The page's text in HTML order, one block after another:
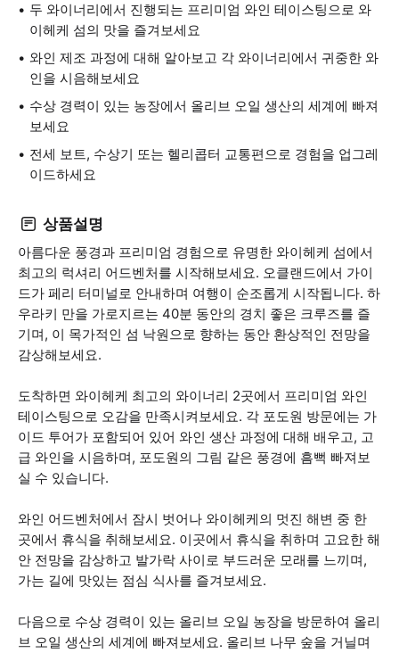
두 와이너리에서 진행되는 프리미엄 와인 테이스팅으로 와
이헤케 섬의 맛을 즐겨보세요
와인 제조 과정에 대해 알아보고 각 와이너리에서 귀중한 와
인을 시음해보세요
수상 경력이 있는 농장에서 올리브 오일 생산의 세계에 빠져
보세요
전세 보트, 수상기 또는 헬리콥터 교통편으로 경험을 업그레
이드하세요
상품설명
아름다운 풍경과 프리미엄 경험으로 유명한 와이헤케 섬에서
최고의 럭셔리 어드벤처를 시작해보세요. 오클랜드에서 가이
드가 페리 터미널로 안내하며 여행이 순조롭게 시작됩니다. 하
우라키 만을 가로지르는 40분 동안의 경치 좋은 크루즈를 즐
기며, 이 목가적인 섬 낙원으로 향하는 동안 환상적인 전망을
감상해보세요.
도착하면 와이헤케 최고의 와이너리 2곳에서 프리미엄 와인
테이스팅으로 오감을 만족시켜보세요. 각 포도원 방문에는 가
이드 투어가 포함되어 있어 와인 생산 과정에 대해 배우고, 고
급 와인을 시음하며, 포도원의 그림 같은 풍경에 흠뻑 빠져보
실 수 있습니다.
와인 어드벤처에서 잠시 벗어나 와이헤케의 멋진 해변 중 한
곳에서 휴식을 취해보세요. 이곳에서 휴식을 취하며 고요한 해
안 전망을 감상하고 발가락 사이로 부드러운 모래를 느끼며,
가는 길에 맛있는 점심 식사를 즐겨보세요.
다음으로 수상 경력이 있는 올리브 오일 농장을 방문하여 올리
브 오일 생산의 세계에 빠져보세요. 올리브 나무 숲을 거닐며